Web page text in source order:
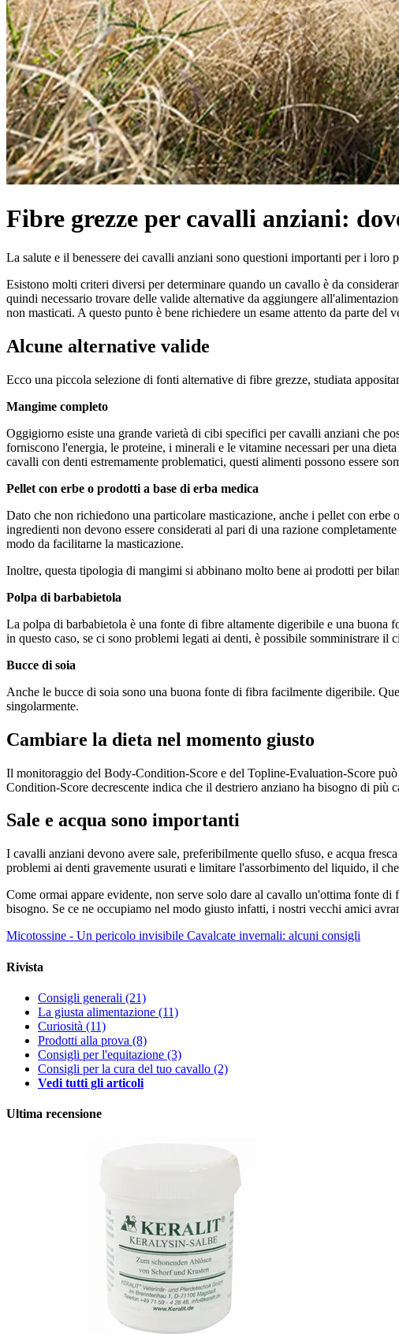
Fibre grezze per cavalli anziani:
La salute e il benessere dei cavalli anziani sono questioni importanti per i loro
Esistono molti criteri diversi per determinare quando un cavallo è da
quindi necessario trovare delle valide alternative da aggiungere
non masticati. A questo punto è bene richiedere un esame attento da parte
Alcune alternative valide
Ecco una piccola selezione di fonti alternative di fibre grezze, studiata
Mangime completo
Oggigiorno esiste una grande varietà di cibi specifici per cavalli anziani che
forniscono l'energia, le proteine, i minerali e le vitamine necessari per una
cavalli con denti estremamente problematici, questi alimenti possono essere
Pellet con erbe o prodotti a base di erba medica
Dato che non richiedono una particolare masticazione, anche i pellet con
ingredienti non devono essere considerati al pari di una razione
modo da facilitarne la masticazione.
Inoltre, questa tipologia di mangimi si abbinano molto bene ai prodotti per
Polpa di barbabietola
La polpa di barbabietola è una fonte di fibre altamente digeribile e una buona
in questo caso, se ci sono problemi legati ai denti, è possibile somministrare il
Bucce di soia
Anche le bucce di soia sono una buona fonte di fibra facilmente digeribile.
singolarmente.
Cambiare la dieta nel momento giusto
Il monitoraggio del Body-Condition-Score e del Topline-Evaluation-Score
Condition-Score decrescente indica che il destriero anziano ha bisogno di
Sale e acqua sono importanti
I cavalli anziani devono avere sale, preferibilmente quello sfuso, e acqua
problemi ai denti gravemente usurati e limitare l'assorbimento del liquido, il
Come ormai appare evidente, non serve solo dare al cavallo un'ottima fonte di
bisogno. Se ce ne occupiamo nel modo giusto infatti, i nostri vecchi amici
Micotossine - Un pericolo invisibile Cavalcate invernali: alcuni consigli
Rivista
Consigli generali (21)
La giusta alimentazione (11)
Curiosità (11)
Prodotti alla prova (8)
Consigli per l'equitazione (3)
Consigli per la cura del tuo cavallo (2)
Vedi tutti gli articoli
Ultima recensione